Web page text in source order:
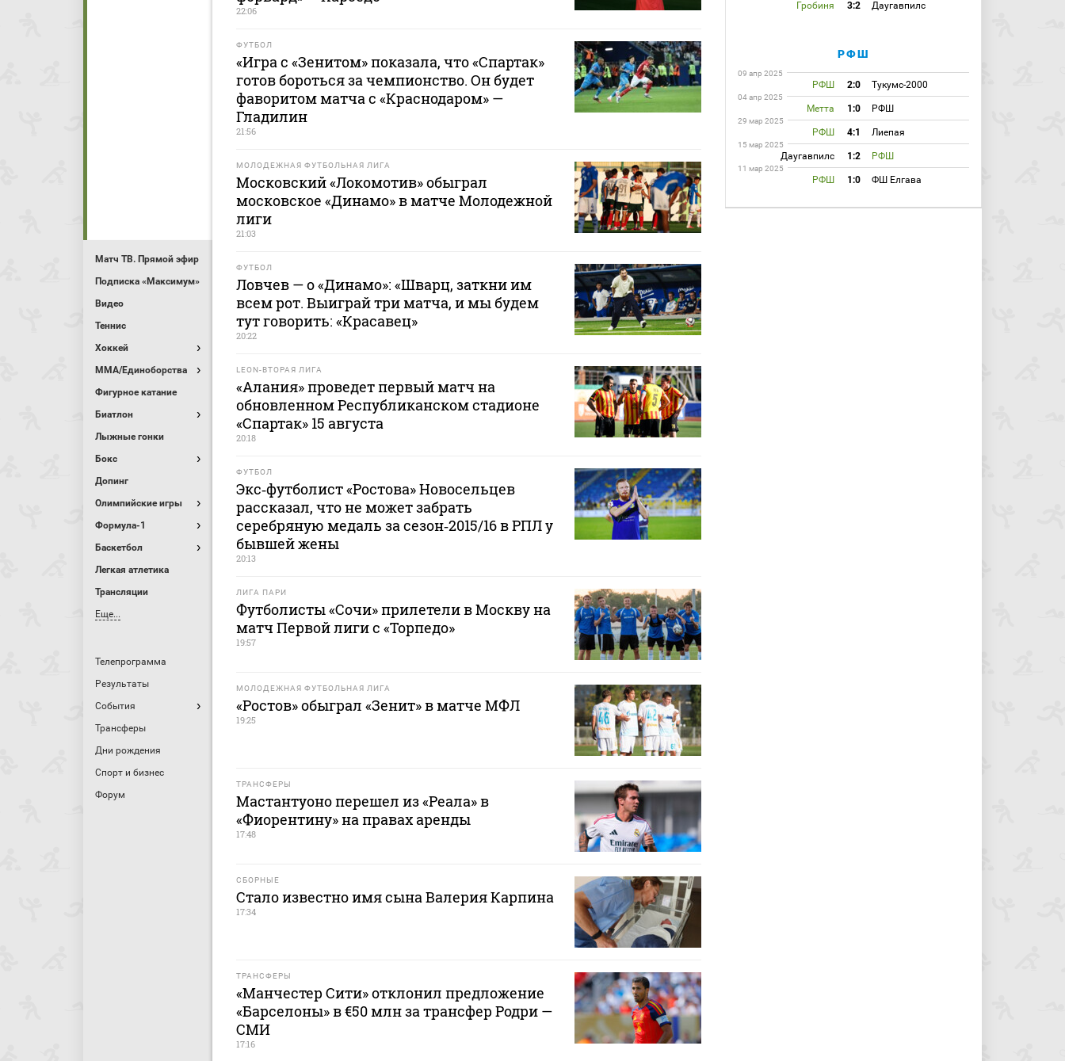
Матч ТВ. Прямой эфир
Подписка «Максимум»
Видео
Теннис
Хоккей
MMA/Единоборства
Фигурное катание
Биатлон
Лыжные гонки
Бокс
Допинг
Олимпийские игры
Формула-1
Баскетбол
Легкая атлетика
Трансляции
Еще...
Телепрограмма
Результаты
События
Трансферы
Дни рождения
Спорт и бизнес
Форум
22:06
ФУТБОЛ
«Игра с «Зенитом» показала, что «Спартак»
готов бороться за чемпионство. Он будет
фаворитом матча с «Краснодаром» —
Гладилин
21:56
МОЛОДЕЖНАЯ ФУТБОЛЬНАЯ ЛИГА
Московский «Локомотив» обыграл
московское «Динамо» в матче Молодежной
лиги
21:03
ФУТБОЛ
Ловчев — о «Динамо»: «Шварц, заткни им
всем рот. Выиграй три матча, и мы будем
тут говорить: «Красавец»
20:22
LEON-ВТОРАЯ ЛИГА
«Алания» проведет первый матч на
обновленном Республиканском стадионе
«Спартак» 15 августа
20:18
ФУТБОЛ
Экс‑футболист «Ростова» Новосельцев
рассказал, что не может забрать
серебряную медаль за сезон‑2015/16 в РПЛ у
бывшей жены
20:13
ЛИГА ПАРИ
Футболисты «Сочи» прилетели в Москву на
матч Первой лиги с «Торпедо»
19:57
МОЛОДЕЖНАЯ ФУТБОЛЬНАЯ ЛИГА
«Ростов» обыграл «Зенит» в матче МФЛ
19:25
ТРАНСФЕРЫ
Мастантуоно перешел из «Реала» в
«Фиорентину» на правах аренды
17:48
СБОРНЫЕ
Стало известно имя сына Валерия Карпина
17:34
ТРАНСФЕРЫ
«Манчестер Сити» отклонил предложение
«Барселоны» в €50 млн за трансфер Родри —
СМИ
17:16
Гробиня 3:2 Даугавпилс
РФШ
09 апр 2025
РФШ 2:0 Тукумс-2000
04 апр 2025
Метта 1:0 РФШ
29 мар 2025
РФШ 4:1 Лиепая
15 мар 2025
Даугавпилс 1:2 РФШ
11 мар 2025
РФШ 1:0 ФШ Елгава